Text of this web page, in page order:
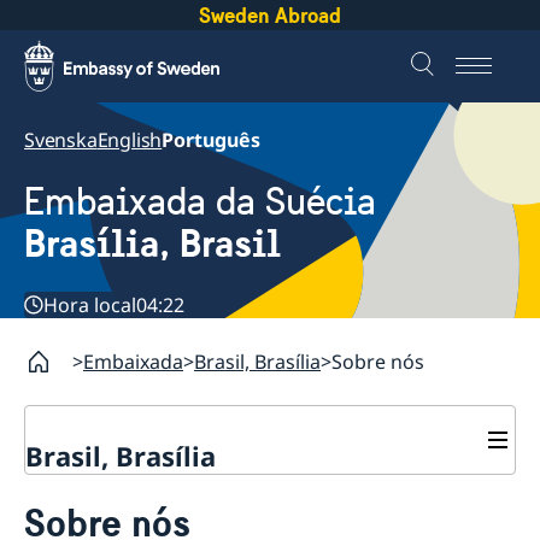
Sweden Abroad
SvenskaEnglishPortuguês
Embaixada da Suécia
Brasília, Brasil
Hora local04:22
Embaixada Brasil, Brasília Sobre nós
Brasil, Brasília
Equipe da embaixada
Sobre nós